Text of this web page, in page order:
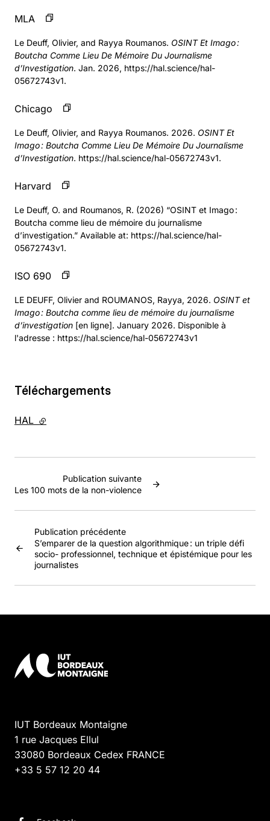
MLA
Le Deuff, Olivier, and Rayya Roumanos. OSINT Et Imago :
Boutcha Comme Lieu De Mémoire Du Journalisme
d’Investigation. Jan. 2026, https://hal.science/hal-
05672743v1.
Chicago
Le Deuff, Olivier, and Rayya Roumanos. 2026. OSINT Et
Imago : Boutcha Comme Lieu De Mémoire Du Journalisme
d’Investigation. https://hal.science/hal-05672743v1.
Harvard
Le Deuff, O. and Roumanos, R. (2026) “OSINT et Imago :
Boutcha comme lieu de mémoire du journalisme
d’investigation.” Available at: https://hal.science/hal-
05672743v1.
ISO 690
LE DEUFF, Olivier and ROUMANOS, Rayya, 2026. OSINT et
Imago : Boutcha comme lieu de mémoire du journalisme
d’investigation [en ligne]. January 2026. Disponible à
l'adresse : https://hal.science/hal-05672743v1
Téléchargements
HAL - lien externe
Publication précédente
S’emparer de la question algorithmique : un triple défi
socio- professionnel, technique et épistémique pour les
journalistes
Publication suivante
Les 100 mots de la non-violence
IUT Bordeaux Montaigne
1 rue Jacques Ellul
33080 Bordeaux Cedex FRANCE
+33 5 57 12 20 44